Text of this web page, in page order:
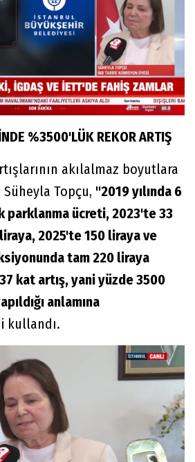
%3500'LÜK REKOR ARTIŞ
akılalmaz boyutlara
Süheyla Topçu, "2019 yılında 6
parklanma ücreti, 2023'te 33
2025'te 150 liraya ve
tam 220 liraya
kat artış, yani yüzde 3500
anlamına
kullandı.